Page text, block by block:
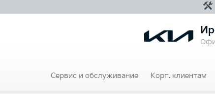
Сервис и обслуживание Корп. клиентам